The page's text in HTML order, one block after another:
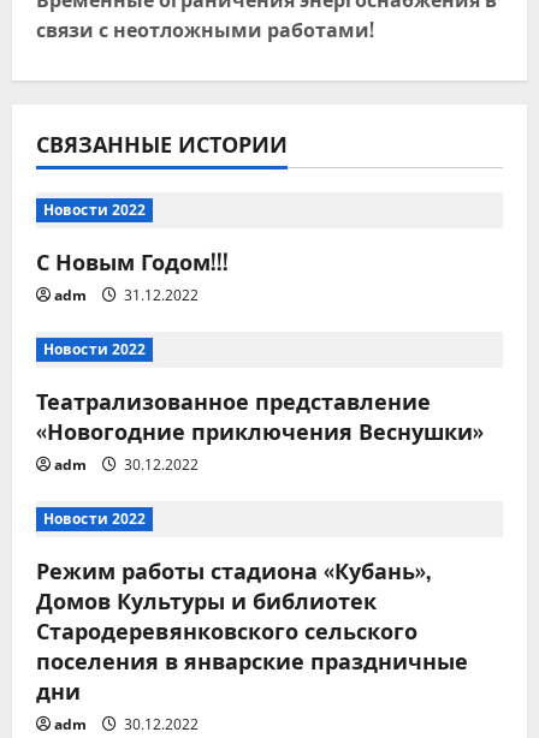
г
ц
и
я
п
о
з
а
п
и
с
я
м
связи с неотложными работами!
СВЯЗАННЫЕ ИСТОРИИ
Новости 2022
С Новым Годом!!!
adm 31.12.2022
Новости 2022
Театрализованное представление
«Новогодние приключения Веснушки»
adm 30.12.2022
Новости 2022
Режим работы стадиона «Кубань»,
Домов Культуры и библиотек
Стародеревянковского сельского
поселения в январские праздничные
дни
adm 30.12.2022